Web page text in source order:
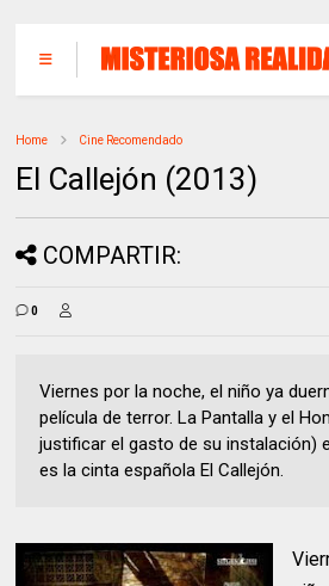
Home Cine Recomendado
El Callejón (2013)
COMPARTIR:
0
Viernes por la noche, el niño ya
película de terror. La Pantalla y el
justificar el gasto de su instalación)
es la cinta española El Callejón.